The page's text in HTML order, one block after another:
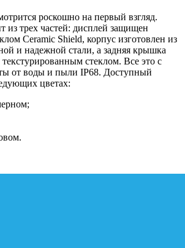
роскошно на первый взгляд.
из трех частей: дисплей защищен
Ceramic Shield, корпус изготовлен из
и надежной стали, а задняя крышка
стеклом. Все это с
от воды и пыли IP68. Доступный
цветах: